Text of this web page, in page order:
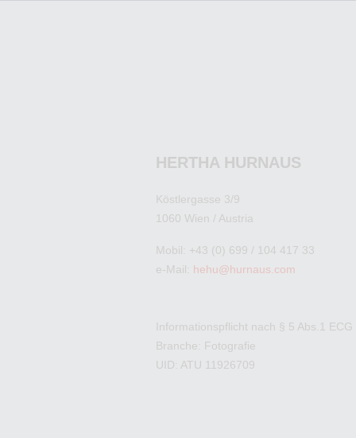
HERTHA HURNAUS
Köstlergasse 3/9
1060 Wien / Austria
Mobil: +43 (0) 699 / 104 417 33
e-Mail: hehu@hurnaus.com
Informationspflicht nach § 5 Abs.1 ECG
Branche: Fotografie
UID: ATU 11926709